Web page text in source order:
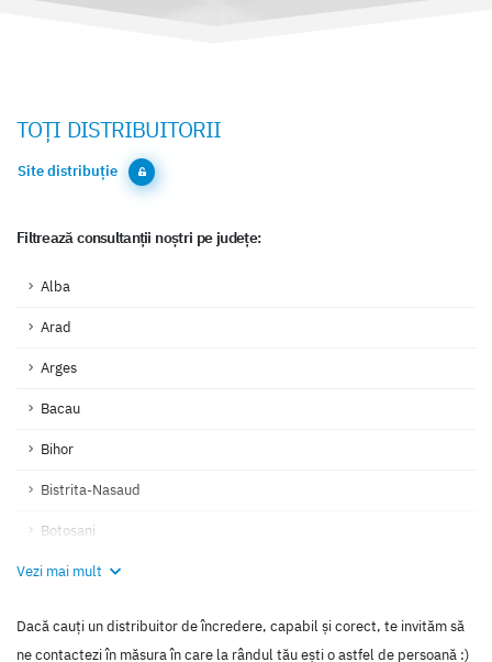
TOȚI DISTRIBUITORII
Site distribuție
Filtrează consultanții noștri pe județe:
Alba
Arad
Arges
Bacau
Bihor
Bistrita-Nasaud
Botosani
Braila
Bucuresti
Vezi mai mult
Dacă cauți un distribuitor de încredere, capabil și corect, te invităm să
ne contactezi în măsura în care la rândul tău ești o astfel de persoană :)